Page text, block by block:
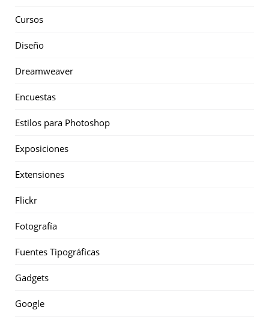
Cursos
Diseño
Dreamweaver
Encuestas
Estilos para Photoshop
Exposiciones
Extensiones
Flickr
Fotografía
Fuentes Tipográficas
Gadgets
Google